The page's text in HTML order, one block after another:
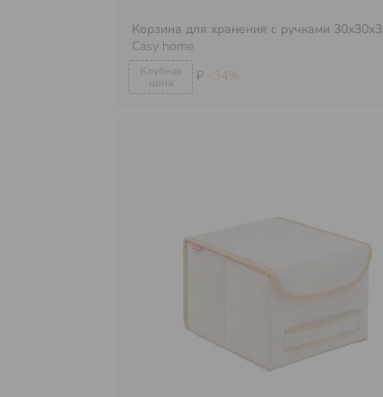
₽ -34%
Корзина для хранения с ручками
Casy home